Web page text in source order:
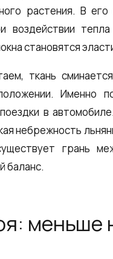
растения. В
становятся
ткань
Именно
в
небрежность
грань
баланс.
меньше